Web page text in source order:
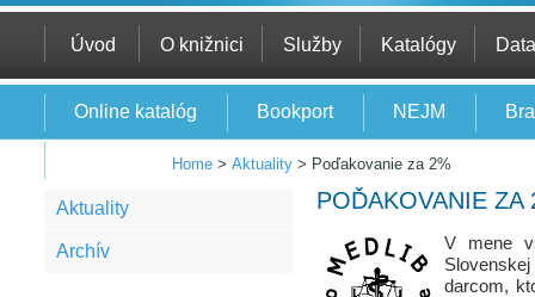
Úvod O knižnici Služby Katalógy
Online katalóg Bookport NEJM
Home > Aktuality > Poďakovanie za 2%
Aktuality
Archív
POĎAKOVANIE ZA
V mene
darcom,